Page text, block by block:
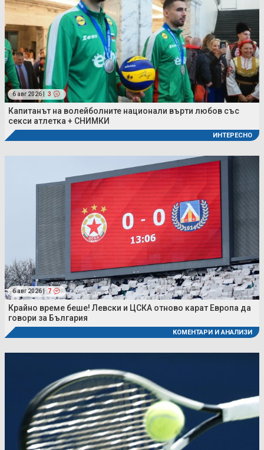
6 авг 2026 | 3
Капитанът на волейболните национали върти любов със
секси атлетка + СНИМКИ
ИНТЕРЕСНО
6 авг 2026 | 7
Крайно време беше! Левски и ЦСКА отново карат Европа да
говори за България
КОМЕНТАРИ И АНАЛИЗИ